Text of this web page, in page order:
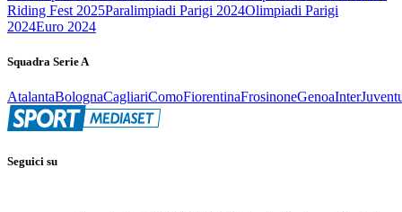
Riding Fest 2025Paralimpiadi Parigi 2024Olimpiadi Parigi
2024Euro 2024
Squadra Serie A
AtalantaBolognaCagliariComoFiorentinaFrosinoneGenoaInter
Seguici su